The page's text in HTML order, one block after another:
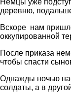
деревню,
Вскоре нам
оккупированной
После приказа
чтобы спасти
Однажды ночью
солдаты, а в